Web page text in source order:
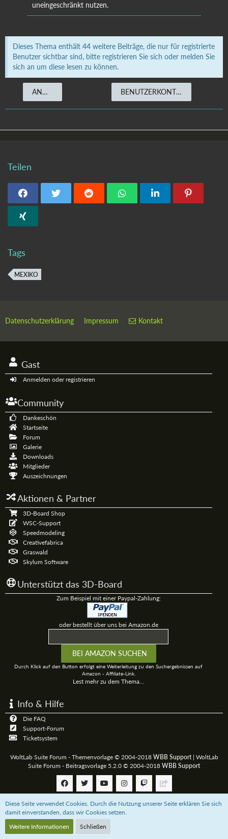
uneingeschränkt nutzen.
Dieses Thema enthält 44 weitere Beiträge, die nur für registrierte
Benutzer sichtbar sind, bitte registrieren Sie sich oder melden Sie
sich an um diese lesen zu können.
ANMELDEN BENUTZERKONTO ERSTELLEN
Teilen
Tags
MEXIKO
Datenschutzerklärung Impressum Kontakt
Gast
Anmelden oder registrieren
Community
Dankeschön
Startseite
Forum
Galerie
Downloads
Mitglieder
Auszeichnungen
Aktionen & Partner
3D-Board Shop
WSC-Support
Speedmodeling
Creativefabrica
Graswald
Skylum Software
Unterstützt das 3D-Board
Zum Beispiel mit einer Paypal-Zahlung:
oder bestellt über uns bei Amazon.de
Durch Klick auf den Button erfolgt eine Weiterleitung zu den Suchergebnissen auf
Amazon - Affiliate-Link.
Lest mehr zu dem Thema...
Info & Hilfe
Die FAQ
Support-Forum
Ticketsystem
WoltLab Suite Forum - Themenvorlage © 2004-2018 WBB Support| WoltLab
Suite Forum - Beitragsvorlage 5.2.0 © 2004-2018 WBB Support
Community-Software:WoltLab Suite™
Diese Seite verwendet Cookies. Durch die Nutzung unserer Seite erklären Sie sich
damit einverstanden, dass wir Cookies setzen.
Weitere Informationen
Schließen